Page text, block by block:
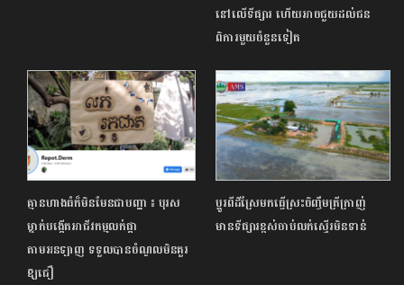
នៅលើទីផ្សារ ហើយអាចជួយដល់ជន
ពិការមួយចំនួនទៀត
គ្មានហាងធំក៏មិនមែនជាបញ្ហា ៖ បុរស
ម្នាក់បង្កើតអាជីវកម្ម​លក់ផ្កា
តាមអនឡាញ ទទួលបានចំណូលមិន​គួរ​
ឱ្យជឿ
ប្ដូរពីដីស្រែមកធ្វើស្រះចិញ្ចឹមត្រីក្រាញ់
មានទីផ្សារខ្ពស់ចាប់លក់ស្ទើរមិនទាន់